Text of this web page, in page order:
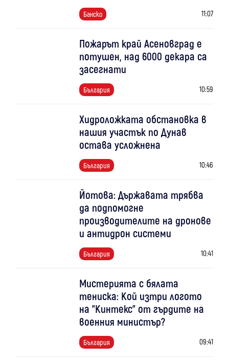
Банско 11:07
Пожарът край Асеновград е
потушен, над 6000 декара са
засегнати
България 10:59
Хидроложката обстановка в
нашия участък по Дунав
остава усложнена
България 10:46
Йотова: Държавата трябва
да подпомогне
производителите на дронове
и антидрон системи
България 10:41
Мистерията с бялата
тениска: Кой изтри логото
на "Кинтекс" от гърдите на
военния министър?
България 09:41